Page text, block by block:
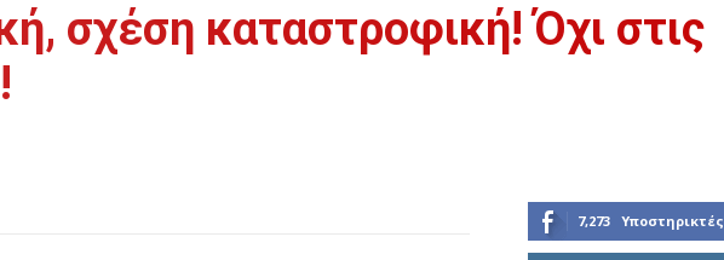
σχέση καταστροφική! Όχι στις
7,273 Υποστηρικτές